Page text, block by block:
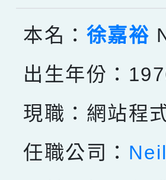
創客第三名。
本名： 徐嘉裕
出生年份：
現職：網站程
任職公司：